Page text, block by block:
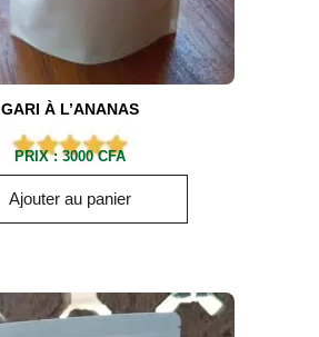
GARI À L’ANANAS
PRIX :3000CFA
Ajouter au panier